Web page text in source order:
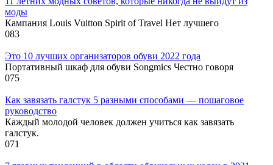
моды
Кампания Louis Vuitton Spirit of Travel Нет лучшего
083
Это 10 лучших организаторов обуви 2022 года
Портативный шкаф для обуви Songmics Честно говоря
075
Как завязать галстук 5 разными способами — пошаговое
руководство
Каждый молодой человек должен учиться как завязать
галстук.
071